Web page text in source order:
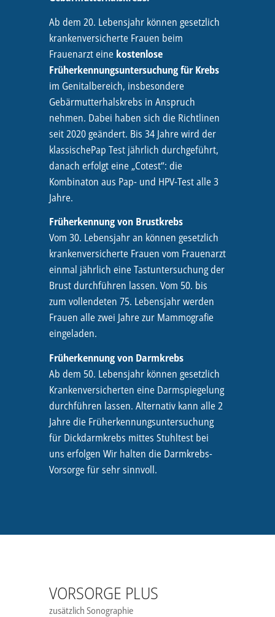
Ab dem 20. Lebensjahr können gesetzlich
krankenversicherte Frauen beim
Frauenarzt eine kostenlose
Früherkennungsuntersuchung für Krebs
im Genitalbereich, insbesondere
Gebärmutterhalskrebs in Anspruch
nehmen. Dabei haben sich die Richtlinen
seit 2020 geändert. Bis 34 Jahre wird der
klassischePap Test jährlich durchgeführt,
danach erfolgt eine „Cotest“: die
Kombinaton aus Pap- und HPV-Test alle 3
Jahre.
Früherkennung von Brustkrebs
Vom 30. Lebensjahr an können gesetzlich
krankenversicherte Frauen vom Frauenarzt
einmal jährlich eine Tastuntersuchung der
Brust durchführen lassen. Vom 50. bis
zum vollendeten 75. Lebensjahr werden
Frauen alle zwei Jahre zur Mammografie
eingeladen.
Früherkennung von Darmkrebs
Ab dem 50. Lebensjahr können gesetzlich
Krankenversicherten eine Darmspiegelung
durchführen lassen. Alternativ kann alle 2
Jahre die Früherkennungsuntersuchung
für Dickdarmkrebs mittes Stuhltest bei
uns erfolgen Wir halten die Darmkrebs-
Vorsorge für sehr sinnvoll.
VORSORGE PLUS
zusätzlich Sonographie